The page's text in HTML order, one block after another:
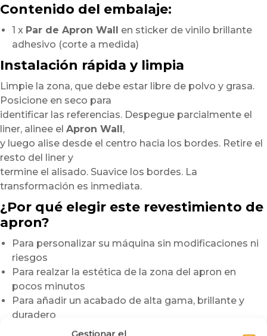
Gestionar el
Contenido del embalaje:
1 x Par de Apron Wall en sticker de vinilo brillante
adhesivo (corte a medida)
Instalación rápida y limpia
Limpie la zona, que debe estar libre de polvo y grasa.
Posicione en seco para
identificar las referencias. Despegue parcialmente el
liner, alinee el Apron Wall,
y luego alise desde el centro hacia los bordes. Retire el
resto del liner y
termine el alisado. Suavice los bordes. La
transformación es inmediata.
¿Por qué elegir este revestimiento de
apron?
Para personalizar su máquina sin modificaciones ni
riesgos
Para realzar la estética de la zona del apron en
pocos minutos
Para añadir un acabado de alta gama, brillante y
duradero